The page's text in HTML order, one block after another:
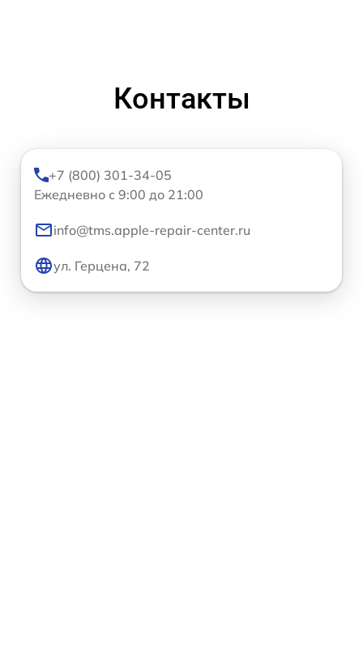
Контакты
+7 (800) 301-34-05
Ежедневно с 9:00 до 21:00
info@tms.apple-repair-center.ru
ул. Герцена, 72